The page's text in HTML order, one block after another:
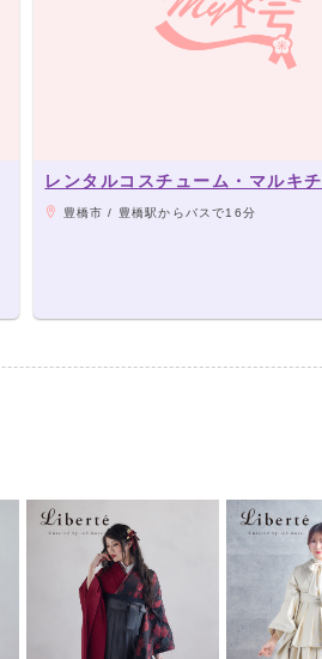
レンタルコスチューム・マルキチ
豊橋市 / 豊橋駅からバスで16分